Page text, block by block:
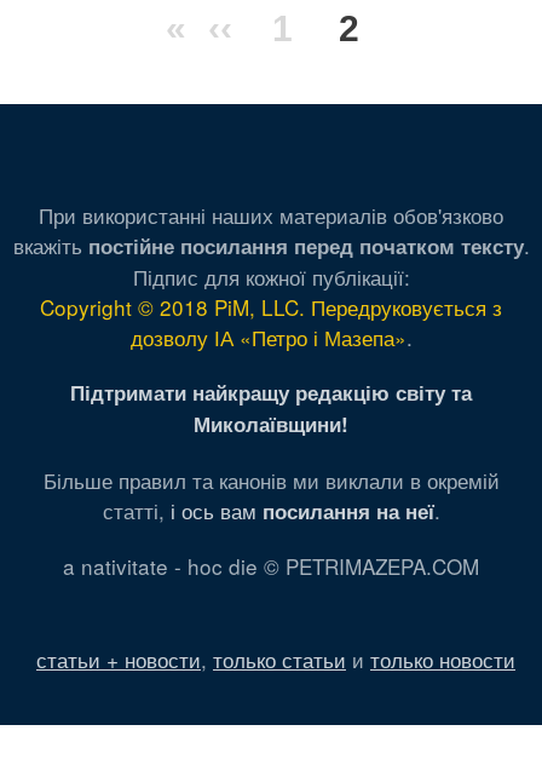
Первая
«
Предыдущая
‹‹ Page
1
Текущая
2
При використанні наших материалів обов'язково
вкажіть постійне посилання перед початком тексту.
Підпис для кожної публікації:
Copyright © 2018 PiM, LLC. Передруковується з
дозволу ІА «Петро і Мазепа».
Підтримати найкращу редакцію світу та
Миколаївщини!
Більше правил та канонів ми виклали в окремій
статті, і ось вам посилання на неї.
a nativitate - hoc die © PETRIMAZEPA.COM
статьи + новости, только статьи и только новости